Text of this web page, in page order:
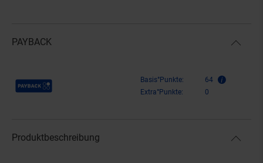
PAYBACK
Payback Punkte Basis°Punkte:
64
Extra°Punkte:
0
Produktbeschreibung